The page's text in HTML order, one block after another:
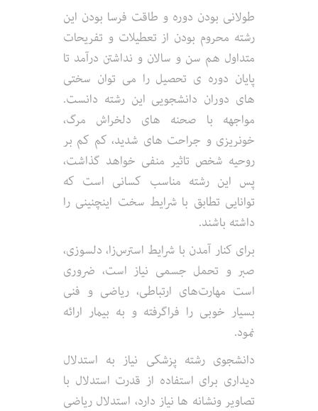
طولانی بودن دوره و طاقت فرسا بودن این
رشته محروم بودن از تعطیلات و تفریحات
متداول هم سن و سالان و نداشتن درآمد تا
پایان دوره ی تحصیل را می توان سختی
های دوران دانشجویی این رشته دانست.
مواجهه با صحنه های دلخراش مرگ،
خونریزی و جراحت های شدید، کم کم بر
روحیه شخص تاثیر منفی خواهد گذاشت،
پس این رشته مناسب کسانی است که
توانایی تطابق با شرایط سخت اینچنینی را
داشته باشند.
برای کنار آمدن با شرایط استرس‌زا، دلسوزی،
صبر و تحمل جسمی نیاز است، ضروری
است مهارت‌های ارتباطی، ریاضی و فنی
بسیار خوبی را فراگرفته و به بیمار ارائه
نمود.
دانشجوی رشته پزشکی نیاز به استدلال
دیداری برای استفاده از قدرت استدلال با
تصاویر ونشانه ها نیاز دارد، استدلال ریاضی